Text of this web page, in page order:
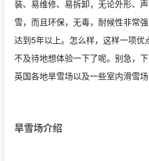
装、易维修、易拆卸，无论外形、
雪，而且环保，无毒，耐候性非常
达到5年以上。怎么样，这样一项优
不及待地想体验一下了呢。别急，
英国各地旱雪场以及一些室内滑雪场
旱雪场介绍